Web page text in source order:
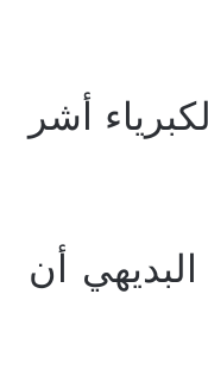
أشر
أن